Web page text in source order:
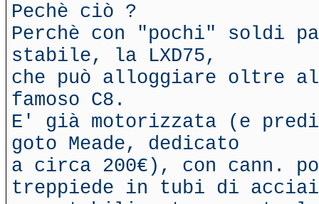
Pechè ciò ?
Perchè con "pochi" soldi
stabile, la LXD75,
che può alloggiare oltre
famoso C8.
E' già motorizzata (e
goto Meade, dedicato
a circa 200€), con cann.
treppiede in tubi di